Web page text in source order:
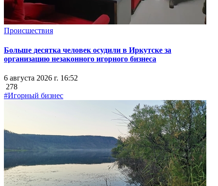
Происшествия
Больше десятка человек осудили в Иркутске за
организацию незаконного игорного бизнеса
6 августа 2026 г. 16:52
278
#Игорный бизнес